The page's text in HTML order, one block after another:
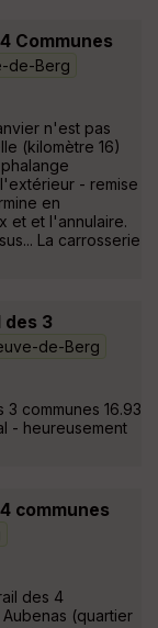
Communes
de-Berg
n'est pas
(kilomètre 16)
- remise
en
et et l'annulaire.
La carrosserie
des 3
de-Berg
communes 16.93
- heureusement
communes
des 4
(quartier